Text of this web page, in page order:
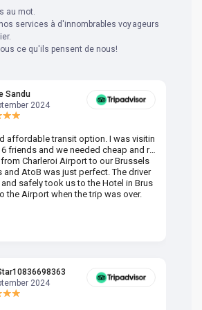
au mot.
services à d'innombrables voyageurs
ce qu'ils pensent de nous!
Sandu
2024
affordable transit option. I was visitin
friends and we needed cheap and re
Charleroi Airport to our Brussels
AtoB was just perfect. The driver
safely took us to the Hotel in Brus
the Airport when the trip was over.
2024